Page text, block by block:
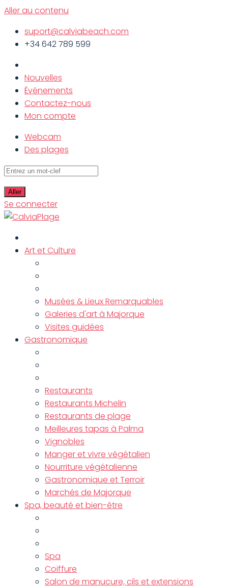
Aller au contenu
suport@calviabeach.com
+34 642 789 599
Nouvelles
Événements
Contactez-nous
Mon compte
Webcam
Des plages
Se connecter
Art et Culture
Musées & Lieux Remarquables
Galeries d'art à Majorque
Visites guidées
Gastronomique
Restaurants
Restaurants Michelin
Restaurants de plage
Meilleures tapas à Palma
Vignobles
Manger et vivre végétalien
Nourriture végétalienne
Gastronomique et Terroir
Marchés de Majorque
Spa, beauté et bien-être
Spa
Coiffure
Salon de manucure, cils et extensions